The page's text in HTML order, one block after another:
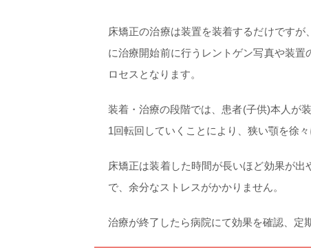
床矯正の治療は装置を装着するだけです
に治療開始前に行うレントゲン写真や装
ロセスとなります。
装着・治療の段階では、患者(子供)本人が
1回転回していくことにより、狭い顎を徐
床矯正は装着した時間が長いほど効果が
で、余分なストレスがかかりません。
治療が終了したら病院にて効果を確認、定